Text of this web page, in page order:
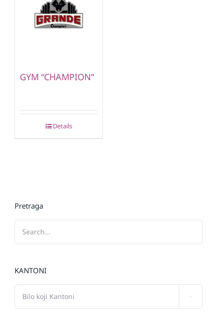
GYM “CHAMPION”
Details
Pretraga
KANTONI